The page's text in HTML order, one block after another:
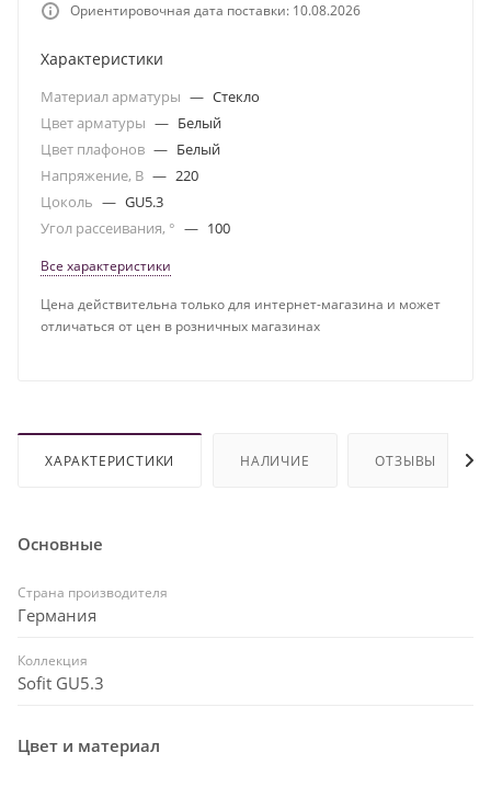
Ориентировочная дата поставки: 10.08.2026
Характеристики
Материал арматуры — Стекло
Цвет арматуры — Белый
Цвет плафонов — Белый
Напряжение, В — 220
Цоколь — GU5.3
Угол рассеивания, ° — 100
Все характеристики
Цена действительна только для интернет-магазина и может
отличаться от цен в розничных магазинах
ХАРАКТЕРИСТИКИ НАЛИЧИЕ ОТЗЫВЫ
Основные
Страна производителя
Германия
Коллекция
Sofit GU5.3
Цвет и материал